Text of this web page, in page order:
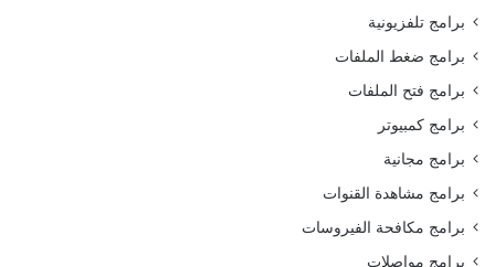
برامج تلفزيونية
برامج ضغط الملفات
برامج فتح الملفات
برامج كمبيوتر
برامج مجانية
برامج مشاهدة القنوات
برامج مكافحة الفيروسات
برامج مواصلات